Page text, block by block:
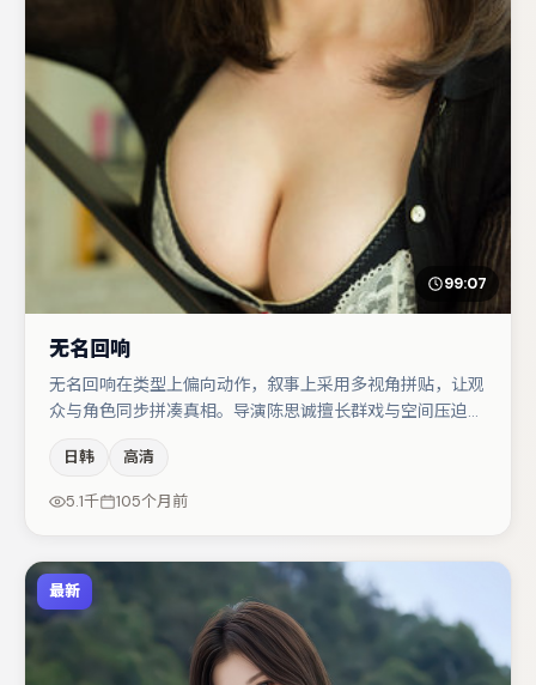
99:07
无名回响
无名回响在类型上偏向动作，叙事上采用多视角拼贴，让观
众与角色同步拼凑真相。导演陈思诚擅长群戏与空间压迫
叙事驱动，黄渤、汤唯分别提供反差与喜剧/悬疑调剂（视
场次而定）。若你偏爱强类型与清晰主线，这部作品值得关
日韩 高清
5.1千 105个月前
最新